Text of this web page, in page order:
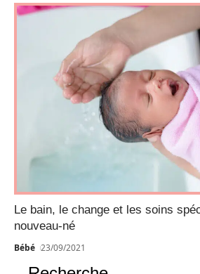
Le bain, le change et les soins
nouveau-né
Bébé 23/09/2021